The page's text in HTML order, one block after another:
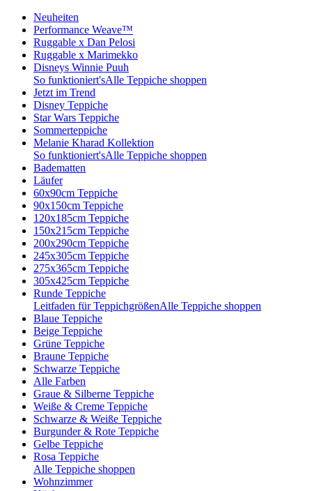
Neuheiten
Performance Weave™
Ruggable x Dan Pelosi
Ruggable x Marimekko
Disneys Winnie Puuh
So funktioniert'sAlle Teppiche shoppen
Jetzt im Trend
Disney Teppiche
Star Wars Teppiche
Sommerteppiche
Melanie Kharad Kollektion
So funktioniert'sAlle Teppiche shoppen
Badematten
Läufer
60x90cm Teppiche
90x150cm Teppiche
120x185cm Teppiche
150x215cm Teppiche
200x290cm Teppiche
245x305cm Teppiche
275x365cm Teppiche
305x425cm Teppiche
Runde Teppiche
Leitfaden für TeppichgrößenAlle Teppiche shoppen
Blaue Teppiche
Beige Teppiche
Grüne Teppiche
Braune Teppiche
Schwarze Teppiche
Alle Farben
Graue & Silberne Teppiche
Weiße & Creme Teppiche
Schwarze & Weiße Teppiche
Burgunder & Rote Teppiche
Gelbe Teppiche
Rosa Teppiche
Alle Teppiche shoppen
Wohnzimmer